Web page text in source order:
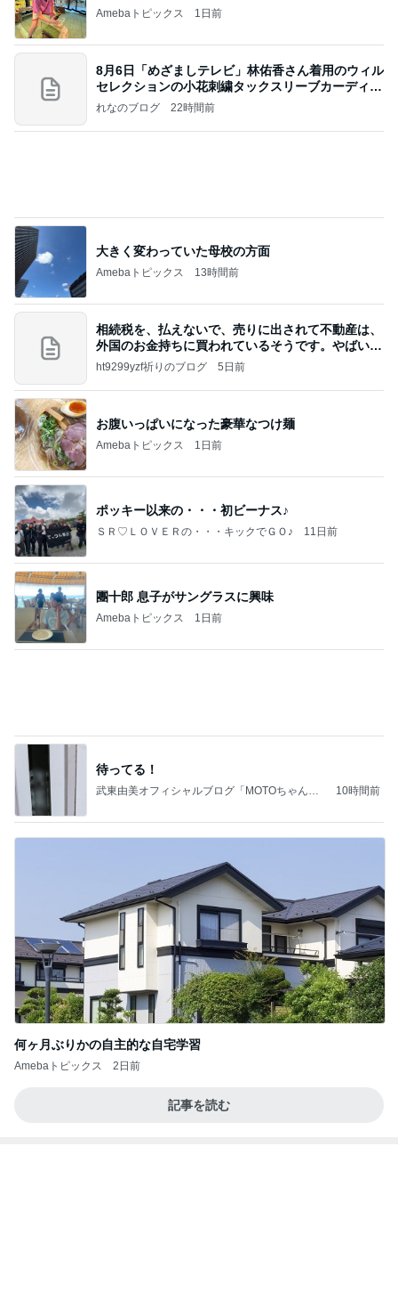
Amebaトピックス 1日前
8月6日「めざましテレビ」林佑香さん着用のウィル
セレクションの小花刺繍タックスリーブカーディガ
ン
れなのブログ 22時間前
大きく変わっていた母校の方面
Amebaトピックス 13時間前
相続税を、払えないで、売りに出されて不動産は、
外国のお金持ちに買われているそうです。やばいで
すよ
ht9299yzf祈りのブログ 5日前
お腹いっぱいになった豪華なつけ麺
Amebaトピックス 1日前
ポッキー以来の・・・初ビーナス♪
ＳＲ♡ＬＯＶＥＲの・・・キックでＧＯ♪ 11日前
團十郎 息子がサングラスに興味
Amebaトピックス 1日前
待ってる！
武東由美オフィシャルブログ「MOTOちゃんと
10時間前
何ヶ月ぶりかの自主的な自宅学習
Amebaトピックス 2日前
記事を読む